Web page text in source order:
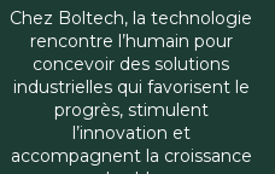
Chez Boltech, la technologie
rencontre l’humain pour
concevoir des solutions
industrielles qui favorisent le
progrès, stimulent
l’innovation et
accompagnent la croissance